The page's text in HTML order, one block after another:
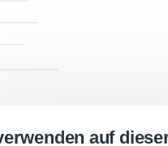
Sie auf
auf